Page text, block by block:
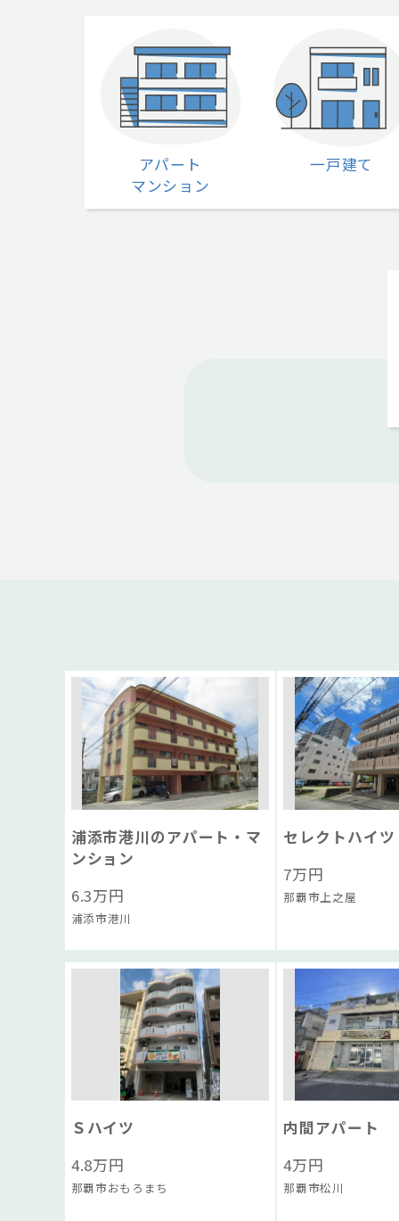
アパート
マンション
一戸建て
浦添市港川のアパート・マ
ンション
6.3万円
浦添市港川
セレクトハイツ
7万円
那覇市上之屋
Ｓハイツ
4.8万円
那覇市おもろまち
内間アパート
4万円
那覇市松川